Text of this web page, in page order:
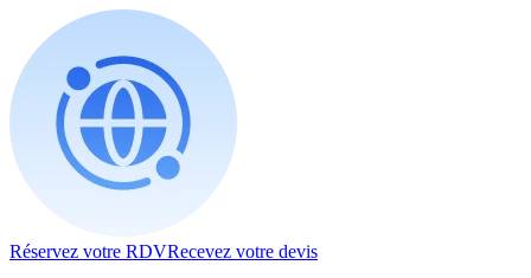
Réservez votre RDVRecevez votre devis